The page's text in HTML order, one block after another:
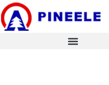
Skip
to
content